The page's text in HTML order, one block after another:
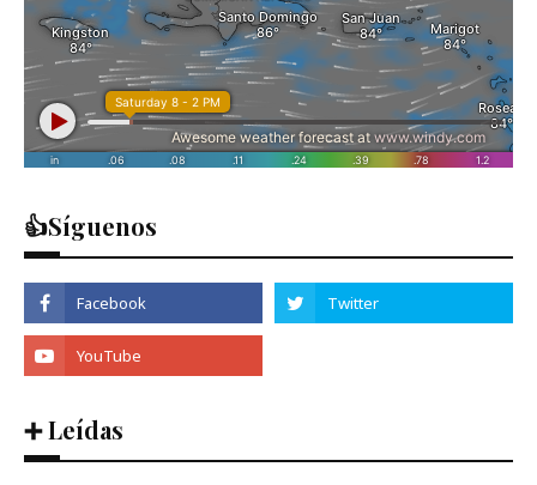
👍Síguenos
➕ Leídas